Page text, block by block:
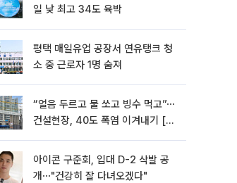
일 낮 최고 34도 육박
평택 매일유업 공장서 연유탱크 청
소 중 근로자 1명 숨져
“얼음 두르고 물 쏘고 빙수 먹고”⋯
건설현장, 40도 폭염 이겨내기 [르
아이콘 구준회, 입대 D-2 삭발 공
개⋯"건강히 잘 다녀오겠다"